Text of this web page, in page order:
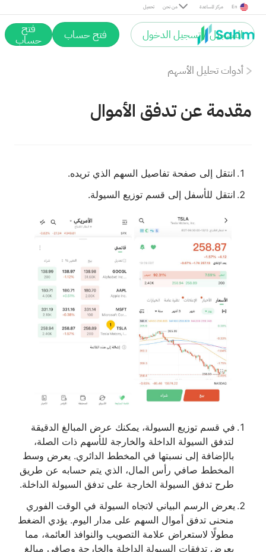
تحميل من نحن مركز المساعدة En
التسجيل / تسجيل الدخول فتح حساب فتح
حساب
أدوات تحليل الأسهم
مقدمة عن تدفق الأموال
انتقل إلى صفحة تفاصيل السهم الذي تريده.
انتقل للأسفل إلى قسم توزيع السيولة.
في قسم توزيع السيولة، يمكنك عرض المبالغ الدقيقة
لتدفق السيولة الداخلة والخارجة للأسهم ذات الصلة،
بالإضافة إلى نسبتها في المخطط الدائري. يعرض وسط
المخطط صافي رأس المال، الذي يتم حسابه عن طريق
طرح تدفق السيولة الخارجة على تدفق السيولة الداخلة.
يعرض الرسم البياني لاتجاه السيولة في الوقت الفوري
منحنى تدفق أموال السهم على مدار اليوم. يؤدي الضغط
مطولًا لاستعراض علامة التصويب والنوافذ العائمة، مما
يعرض تدفقات السيولة الداخلة والخارجة وصافي مبالغ